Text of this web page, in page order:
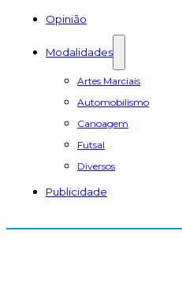
Opinião
Modalidades
Artes Marciais
Automobilismo
Canoagem
Futsal
Diversos
Publicidade